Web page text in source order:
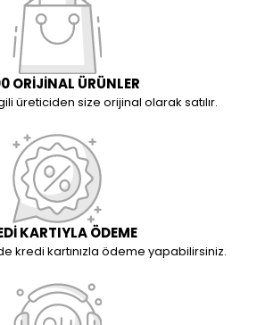
ORİJİNAL ÜRÜNLER
üreticiden size orijinal olarak satılır.
KARTIYLA ÖDEME
kredi kartınızla ödeme yapabilirsiniz.